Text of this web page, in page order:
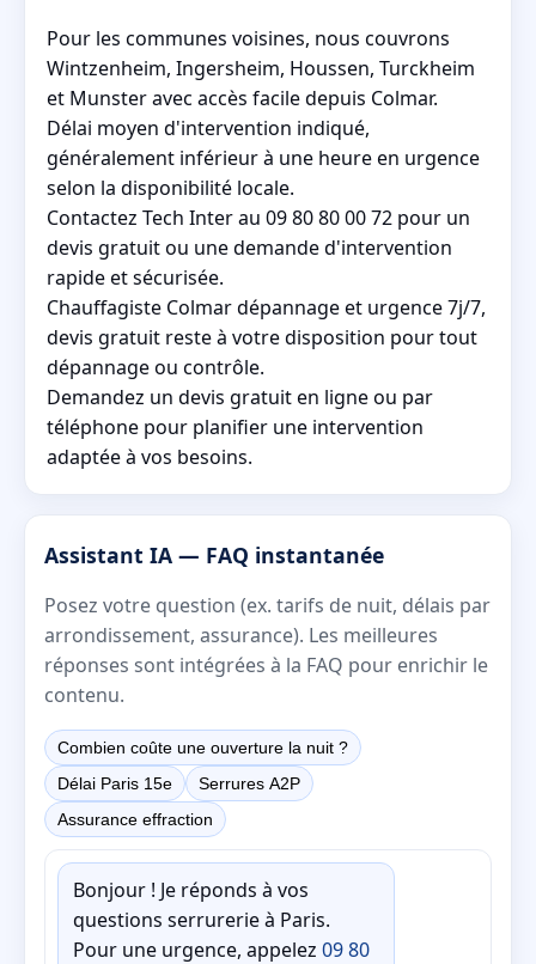
Pour les communes voisines, nous couvrons
Wintzenheim, Ingersheim, Houssen, Turckheim
et Munster avec accès facile depuis Colmar.
Délai moyen d'intervention indiqué,
généralement inférieur à une heure en urgence
selon la disponibilité locale.
Contactez Tech Inter au 09 80 80 00 72 pour un
devis gratuit ou une demande d'intervention
rapide et sécurisée.
Chauffagiste Colmar dépannage et urgence 7j/7,
devis gratuit reste à votre disposition pour tout
dépannage ou contrôle.
Demandez un devis gratuit en ligne ou par
téléphone pour planifier une intervention
adaptée à vos besoins.
Assistant IA — FAQ instantanée
Posez votre question (ex. tarifs de nuit, délais par
arrondissement, assurance). Les meilleures
réponses sont intégrées à la FAQ pour enrichir le
contenu.
Combien coûte une ouverture la nuit ?
Délai Paris 15e
Serrures A2P
Assurance effraction
Bonjour ! Je réponds à vos
questions serrurerie à Paris.
Pour une urgence, appelez 09 80